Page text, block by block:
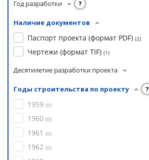
Год разработки ?
Наличие документов
Паспорт проекта (формат PDF) (2)
Чертежи (формат TIF) (1)
Десятилетие разработки проекта
Годы строительства по проекту ?
1959 (0)
1960 (0)
1961 (0)
1962 (0)